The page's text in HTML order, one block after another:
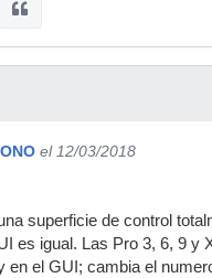
el 12/03/2018
superficie de control
es igual. Las Pro 3, 6, 9 y
en el GUI; cambia el